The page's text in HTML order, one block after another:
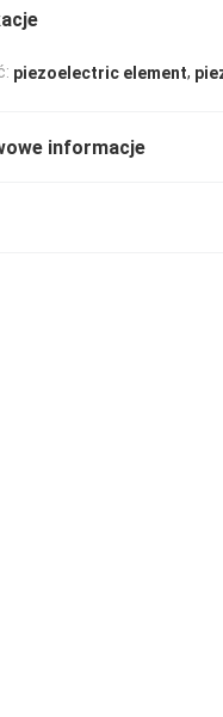
piezoelectric element,
informacje